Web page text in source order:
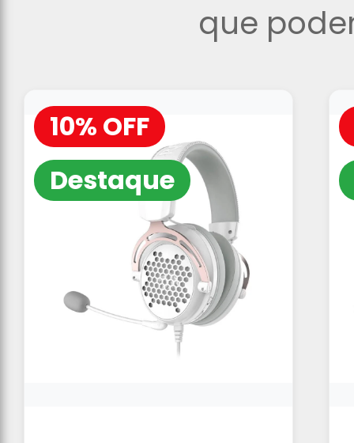
que
10% OFF
Destaque